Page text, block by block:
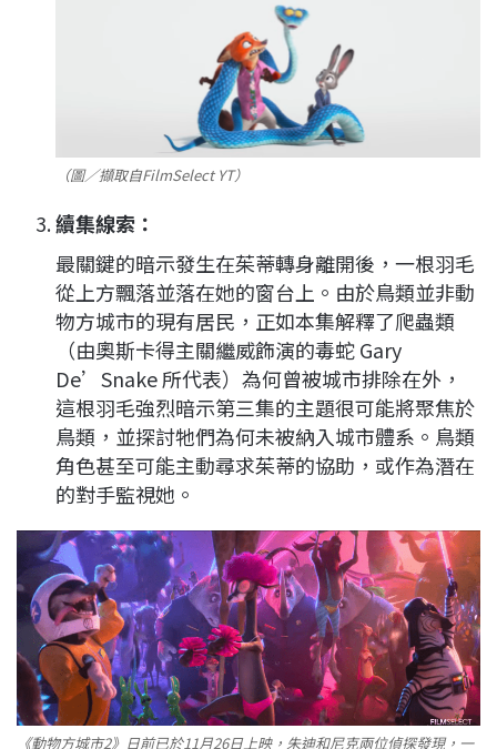
（圖／擷取自FilmSelect YT）
續集線索：
最關鍵的暗示發生在茱蒂轉身離開後，一根羽毛
從上方飄落並落在她的窗台上。由於鳥類並非動
物方城市的現有居民，正如本集解釋了爬蟲類
（由奧斯卡得主關繼威飾演的毒蛇 Gary
De’Snake 所代表）為何曾被城市排除在外，
這根羽毛強烈暗示第三集的主題很可能將聚焦於
鳥類，並探討牠們為何未被納入城市體系。鳥類
角色甚至可能主動尋求茱蒂的協助，或作為潛在
的對手監視她。
《動物方城市2》日前已於11月26日上映，朱迪和尼克兩位偵探發現，一